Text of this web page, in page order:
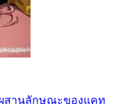
สานลักษณะของแคท